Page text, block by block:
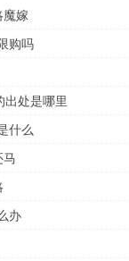
嫁
购吗
出处是哪里
什么
办